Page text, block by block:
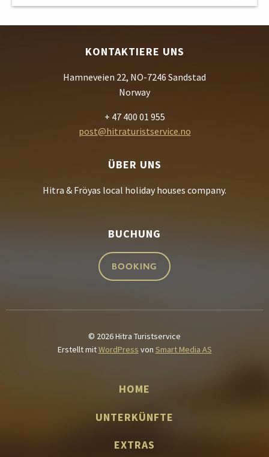
KONTAKTIERE UNS
Hamneveien 22, NO-7246 Sandstad
Norway
+ 47 400 01 955
post@hitraturistservice.no
ÜBER UNS
Hitra & Fröyas local holiday houses company.
BUCHUNG
BOOKING
© 2026 Hitra Turistservice
Erstellt mitWordPress von Smart Media AS
HOME
UNTERKÜNFTE
EXTRAS